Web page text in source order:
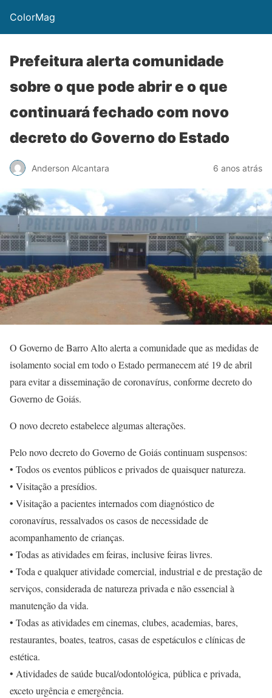
ColorMag
Prefeitura alerta comunidade
sobre o que pode abrir e o que
continuará fechado com novo
decreto do Governo do Estado
Anderson Alcantara 6 anos atrás
O Governo de Barro Alto alerta a comunidade que as medidas de
isolamento social em todo o Estado permanecem até 19 de abril
para evitar a disseminação de coronavírus, conforme decreto do
Governo de Goiás.
O novo decreto estabelece algumas alterações.
Pelo novo decreto do Governo de Goiás continuam suspensos:
• Todos os eventos públicos e privados de quaisquer natureza.
• Visitação a presídios.
• Visitação a pacientes internados com diagnóstico de
coronavírus, ressalvados os casos de necessidade de
acompanhamento de crianças.
• Todas as atividades em feiras, inclusive feiras livres.
• Toda e qualquer atividade comercial, industrial e de prestação de
serviços, considerada de natureza privada e não essencial à
manutenção da vida.
• Todas as atividades em cinemas, clubes, academias, bares,
restaurantes, boates, teatros, casas de espetáculos e clínicas de
estética.
• Atividades de saúde bucal/odontológica, pública e privada,
exceto urgência e emergência.